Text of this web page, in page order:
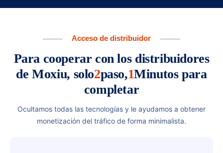
Acceso de distribuidor
Para cooperar con los distribuidores
de Moxiu, solo2paso,1Minutos para
completar
Ocultamos todas las tecnologías y le ayudamos a obtener
monetización del tráfico de forma minimalista.